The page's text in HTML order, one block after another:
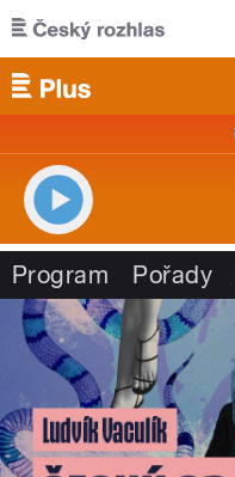
Přejít k hlavnímu obsahu
Program Pořady